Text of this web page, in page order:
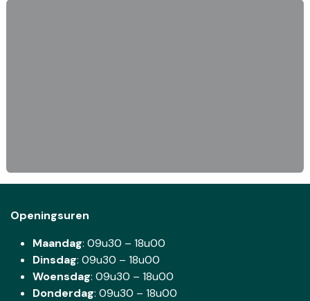
Openingsuren
Maandag: 09u30 – 18u00
Dinsdag: 09u30 – 18u00
Woensdag: 09u30 – 18u00
Donderdag: 09u30 – 18u00